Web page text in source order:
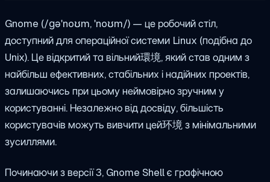
Gnome (/ɡəˈnoʊm, ˈnoʊm/) — це робочий стіл,
доступний для операційної системи Linux (подібна до
Unix). Це відкритий та вільний環境, який став одним з
найбільш ефективних, стабільних і надійних проектів,
залишаючись при цьому неймовірно зручним у
користуванні. Незалежно від досвіду, більшість
користувачів можуть вивчити цей环境 з мінімальними
зусиллями.
Починаючи з версії 3, Gnome Shell є графічною